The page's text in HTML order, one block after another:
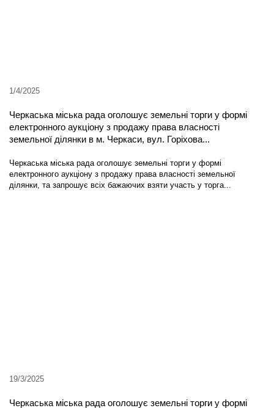
1/4/2025
Черкаська міська рада оголошує земельні торги у формі
електронного аукціону з продажу права власності
земельної ділянки в м. Черкаси, вул. Горіхова...
Черкаська міська рада оголошує земельні торги у формі
електронного аукціону з продажу права власності земельної
ділянки, та запрошує всіх бажаючих взяти участь у торга...
19/3/2025
Черкаська міська рада оголошує земельні торги у формі